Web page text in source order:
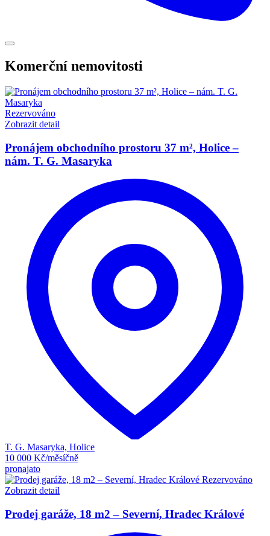
Komerční nemovitosti
Rezervováno
Zobrazit detail
Pronájem obchodního prostoru 37 m², Holice –
nám. T. G. Masaryka
T. G. Masaryka, Holice
10 000 Kč/měsíčně
pronajato
Rezervováno
Zobrazit detail
Prodej garáže, 18 m2 – Severní, Hradec Králové